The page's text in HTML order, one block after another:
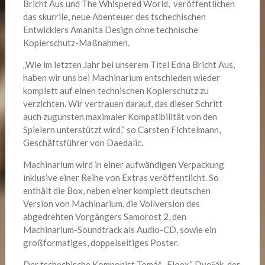
Bricht Aus und The Whispered World, veröffentlichen
das skurrile, neue Abenteuer des tschechischen
Entwicklers Amanita Design ohne technische
Kopierschutz-Maßnahmen.
„Wie im letzten Jahr bei unserem Titel Edna Bricht Aus,
haben wir uns bei Machinarium entschieden wieder
komplett auf einen technischen Kopierschutz zu
verzichten. Wir vertrauen darauf, das dieser Schritt
auch zugunsten maximaler Kompatibilität von den
Spielern unterstützt wird,“ so Carsten Fichtelmann,
Geschäftsführer von Daedalic.
Machinarium wird in einer aufwändigen Verpackung
inklusive einer Reihe von Extras veröffentlicht. So
enthält die Box, neben einer komplett deutschen
Version von Machinarium, die Vollversion des
abgedrehten Vorgängers Samorost 2, den
Machinarium-Soundtrack als Audio-CD, sowie ein
großformatiges, doppelseitiges Poster.